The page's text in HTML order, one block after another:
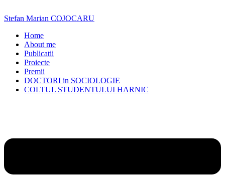
to
Stefan Marian COJOCARU
Home
About me
Publicatii
Proiecte
Premii
DOCTORI in SOCIOLOGIE
COLTUL STUDENTULUI HARNIC